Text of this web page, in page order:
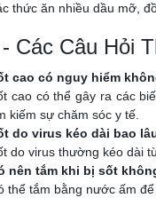
thức ăn nhiều dầu mỡ,
Các Câu Hỏi
cao có nguy hiểm
cao có thể gây ra các
kiếm sự chăm sóc y tế.
do virus kéo dài bao
do virus thường kéo dài
nên tắm khi bị sốt
thể tắm bằng nước ấm